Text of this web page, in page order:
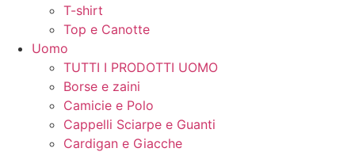
T-shirt
Top e Canotte
Uomo
TUTTI I PRODOTTI UOMO
Borse e zaini
Camicie e Polo
Cappelli Sciarpe e Guanti
Cardigan e Giacche